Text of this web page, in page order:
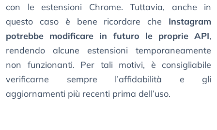
con le estensioni Chrome. Tuttavia, anche in
questo caso è bene ricordare che Instagram
potrebbe modificare in futuro le proprie API,
rendendo alcune estensioni temporaneamente
non funzionanti. Per tali motivi, è consigliabile
verificarne sempre l’affidabilità e gli
aggiornamenti più recenti prima dell’uso.